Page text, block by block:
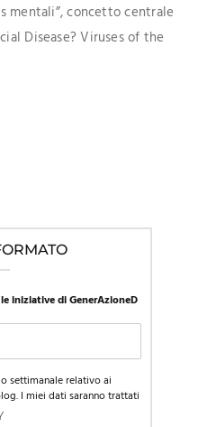
mentali”, concetto centrale
Disease? Viruses of the
iniziative di GenerAzioneD
settimanale relativo ai
I miei dati saranno trattati